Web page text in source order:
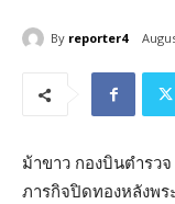
By reporter4
ม้าขาว กองบินตำรวจ
ภารกิจปิดทองหลังพร